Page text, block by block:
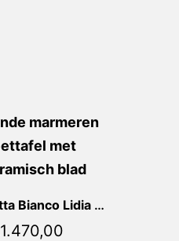
Calacatta Bianco Lidia Rond
1.470,00